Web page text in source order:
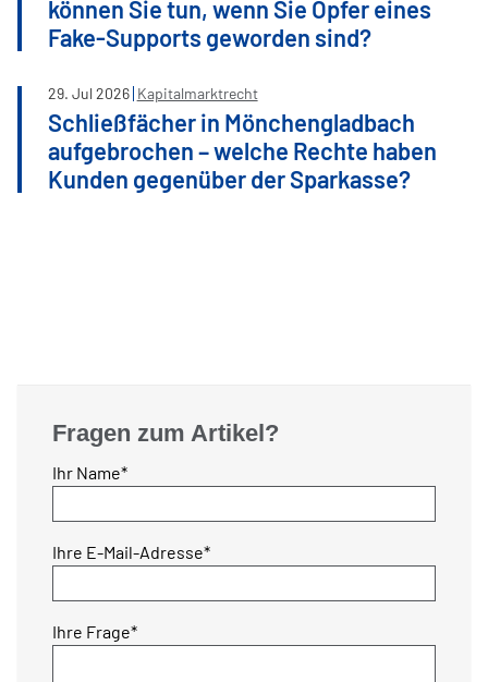
können Sie tun, wenn Sie Opfer eines
Fake-Supports geworden sind?
29. Jul 2026 Kapitalmarktrecht
Schließfächer in Mönchengladbach
aufgebrochen – welche Rechte haben
Kunden gegenüber der Sparkasse?
Fragen zum Artikel?
Pflichtfeld
Ihr Name*
Pflichtfeld
Ihre E-Mail-Adresse*
Pflichtfeld
Ihre Frage*